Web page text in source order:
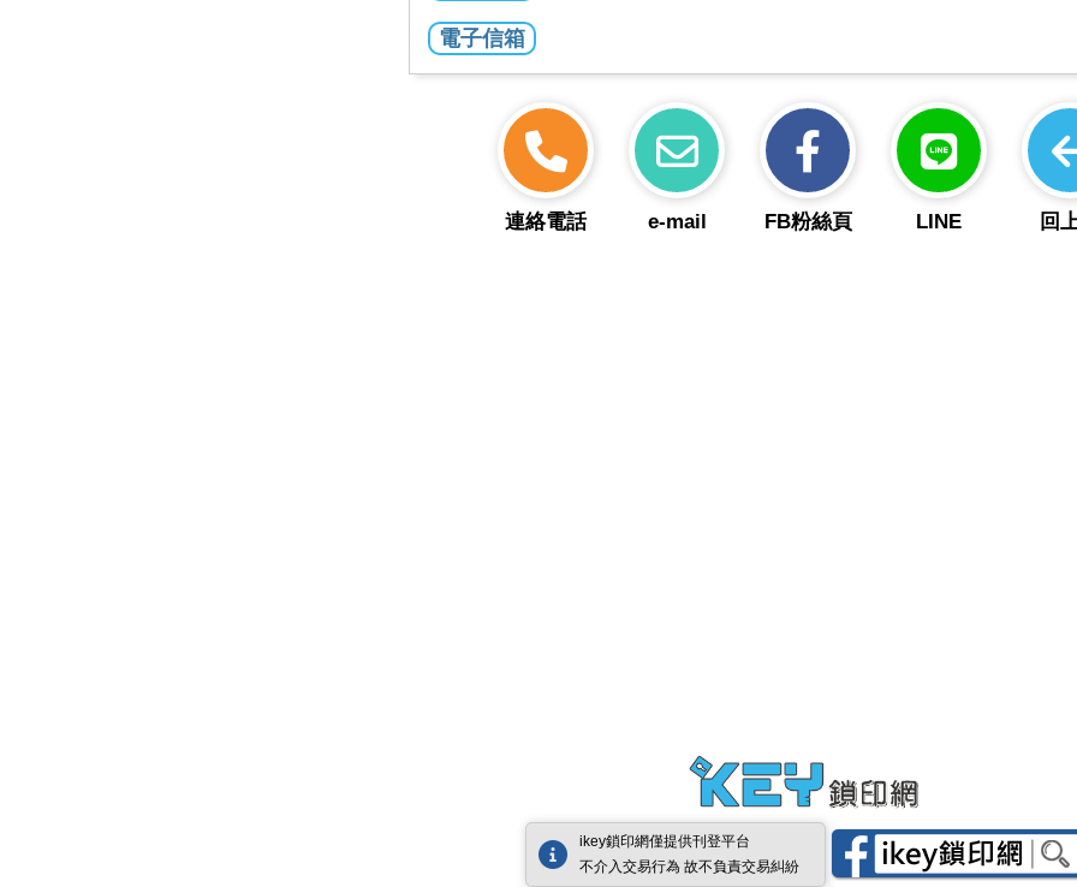
電子信箱
連絡電話 e-mail FB粉絲頁 LINE 回
ikey鎖印網僅提供刊登平台
不介入交易行為 故不負責交易糾紛